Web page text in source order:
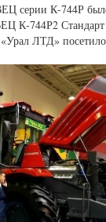
серии К-744Р
К-744Р2
ЛТД» посетило